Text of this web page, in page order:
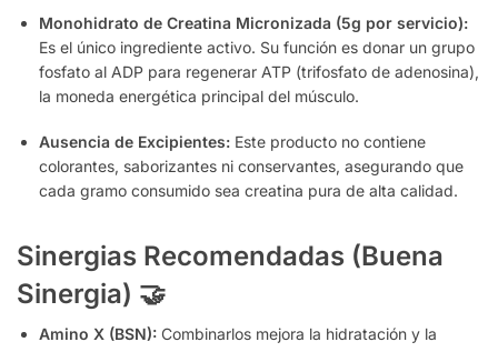
Monohidrato de Creatina Micronizada (5g por servicio):
Es el único ingrediente activo. Su función es donar un grupo
fosfato al ADP para regenerar ATP (trifosfato de adenosina),
la moneda energética principal del músculo.
Ausencia de Excipientes: Este producto no contiene
colorantes, saborizantes ni conservantes, asegurando que
cada gramo consumido sea creatina pura de alta calidad.
Sinergias Recomendadas (Buena
Sinergia) 🤝
Amino X (BSN): Combinarlos mejora la hidratación y la